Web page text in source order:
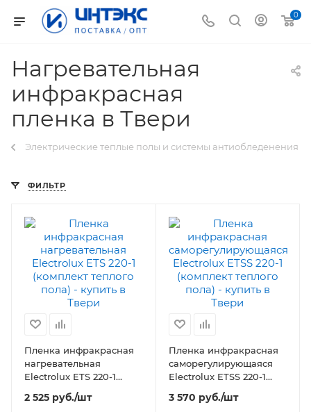
0
Нагревательная
инфракрасная
пленка в Твери
Электрические теплые полы и системы антиобледенения
ФИЛЬТР
Пленка инфракрасная
нагревательная
Electrolux ETS 220-1
(комплект теплого пола)
2 525 руб./шт
Пленка инфракрасная
саморегулирующаяся
Electrolux ETSS 220-1
(комплект теплого пола)
3 570 руб./шт